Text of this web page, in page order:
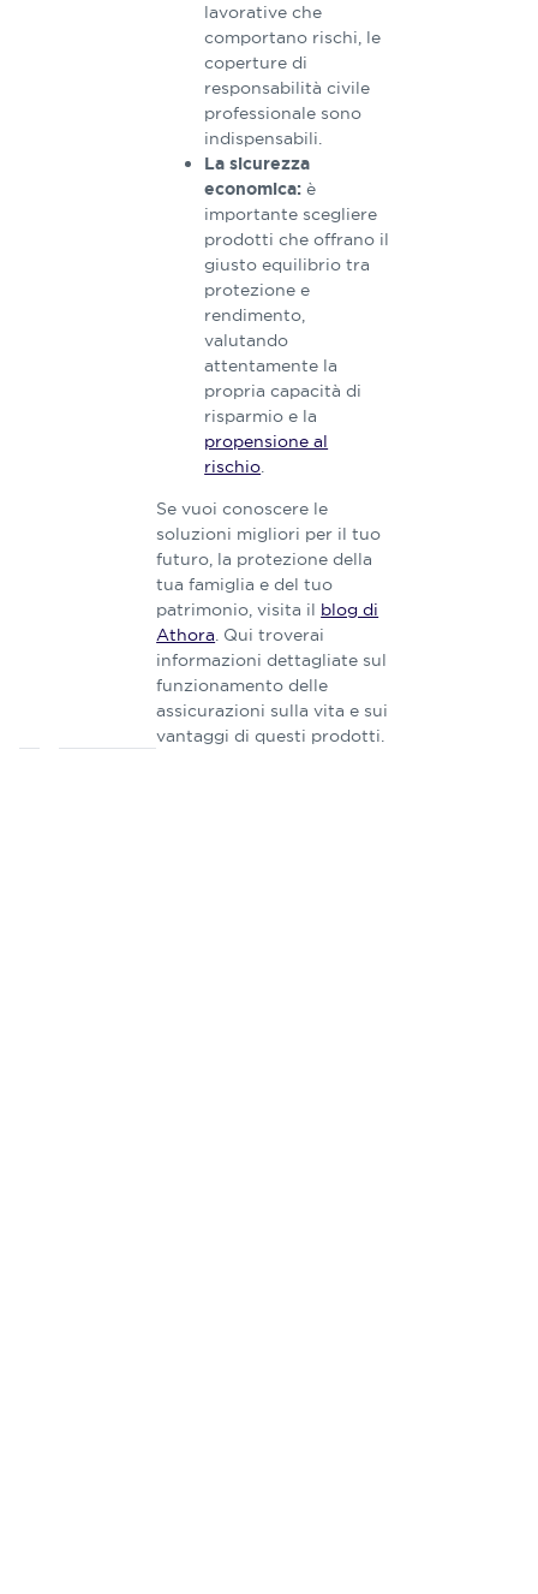
lavorative che
comportano rischi, le
coperture di
responsabilità civile
professionale sono
indispensabili.
La sicurezza
economica: è
importante scegliere
prodotti che offrano il
giusto equilibrio tra
protezione e
rendimento,
valutando
attentamente la
propria capacità di
risparmio e la
propensione al
rischio.
Se vuoi conoscere​ ​le
soluzioni ​migliori ​per il ​tuo ​
futuro, ​la protezione della
tua ​famiglia​​ ​e del tuo
patrimonio, visita il ​ blog di
Athora. Qui troverai
informazioni dettagliate ​s​ul​
funzionamento delle​​ ​
assicurazioni sulla vita e sui
vantaggi di questi prodotti​​.